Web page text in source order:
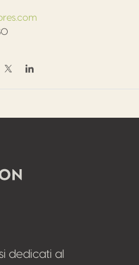
su Facebook
Condividi su Twitter / X
Condividi su Linkedin
dedicati al